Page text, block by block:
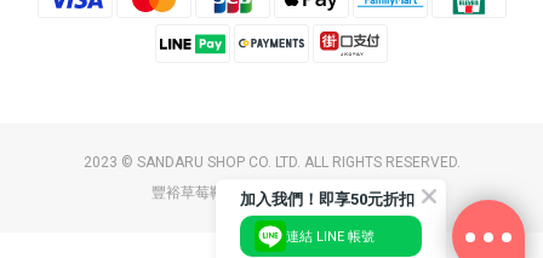
2023 © SANDARU SHOP CO. LTD. ALL RIGHTS RESERVED.
豐裕草莓鞋店 / 統一編號：26058174
加入我們！即享50元折扣
連結 LINE 帳號